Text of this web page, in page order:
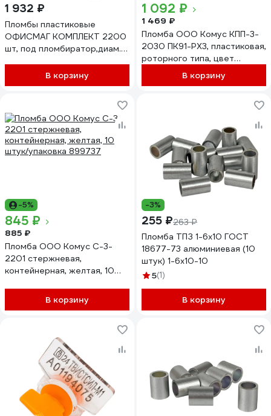
1 932 ₽
Пломбы пластиковые
ОФИСМАГ КОМПЛЕКТ 2200
шт, под пломбиратор,диам.
1кг,неармированные 600789
В корзину
1 092 ₽
1 469 ₽
Пломба ООО Комус КПП-3-
2030 ПК91-РХ3, пластиковая,
роторного типа, цвет
зеленый, 100 штук/упаковка
В корзину
-5%
845 ₽
885 ₽
Пломба ООО Комус С-3-
2201 стержневая,
контейнерная, желтая, 10
В корзину
-3%
255 ₽263 ₽
Пломба ТПЗ 1-6x10 ГОСТ
18677-73 алюминиевая (10
штук) 1-6х10-10
5(1)
В корзину